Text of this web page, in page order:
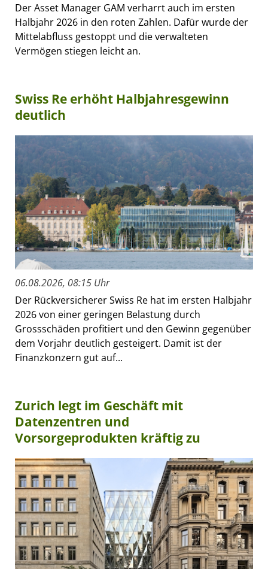
Der Asset Manager GAM verharrt auch im ersten
Halbjahr 2026 in den roten Zahlen. Dafür wurde der
Mittelabfluss gestoppt und die verwalteten
Vermögen stiegen leicht an.
Swiss Re erhöht Halbjahresgewinn
deutlich
06.08.2026, 08:15 Uhr
Der Rückversicherer Swiss Re hat im ersten Halbjahr
2026 von einer geringen Belastung durch
Grossschäden profitiert und den Gewinn gegenüber
dem Vorjahr deutlich gesteigert. Damit ist der
Finanzkonzern gut auf...
Zurich legt im Geschäft mit
Datenzentren und
Vorsorgeprodukten kräftig zu